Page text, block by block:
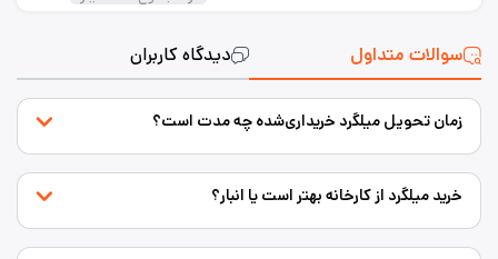
سوالات متداول دیدگاه کاربران
زمان تحویل میلگرد خریداری‌شده چه مدت است؟
خرید میلگرد از کارخانه بهتر است یا انبار؟